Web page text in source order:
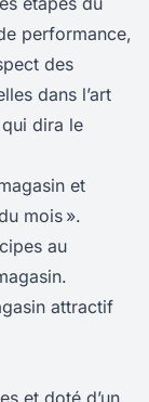
performance,
des
dans l’art
qui dira le
et
mois ».
au
attractif
et doté d’un